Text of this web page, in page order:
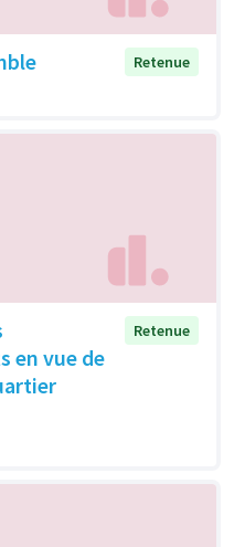
Retenue
en vue de
Retenue